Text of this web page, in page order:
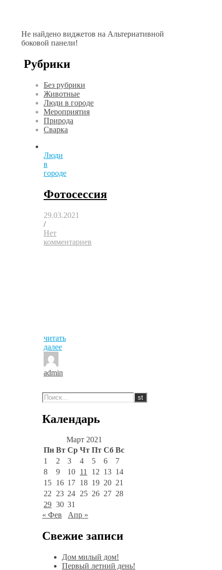
Не найдено виджетов на Альтернативной
боковой панели!
Рубрики
Без рубрики
Животные
Люди в городе
Мероприятия
Природа
Сварка
Люди
в
городе
Фотосессия
29.03.2021
/
Нет
комментариев
читать
далее
admin
Календарь
Март 2021
Пн Вт Ср Чт Пт Сб Вс
1
2 3 4 5 6
7
8
9 10 11 12 13 14
15 16 17 18 19 20 21
22 23 24 25 26 27 28
29 30 31
« Фев
Апр »
Свежие записи
Дом милый дом!
Первый летний день!